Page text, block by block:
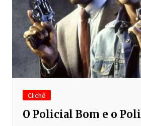
Clichê
O Policial Bom e o